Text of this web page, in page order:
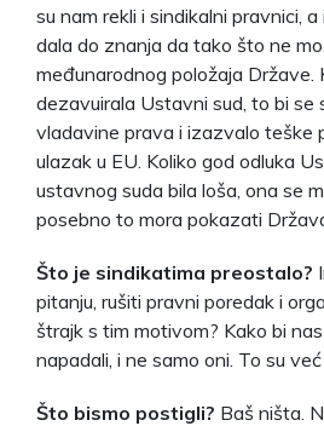
su nam rekli i sindikalni pravnici,
dala do znanja da tako što ne
međunarodnog položaja Države.
dezavuirala Ustavni sud, to bi se
vladavine prava i izazvalo teške
ulazak u EU. Koliko god odluka
ustavnog suda bila loša, ona se
posebno to mora pokazati
Što je sindikatima preostalo?
pitanju, rušiti pravni poredak i
štrajk s tim motivom? Kako bi
napadali, i ne samo oni. To su
Što bismo postigli? Baš ništa.